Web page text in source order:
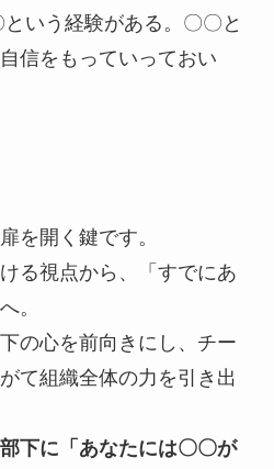
いう経験がある。〇〇と
信をもっていっておい
を開く鍵です。
る視点から、「すでにあ
。
の心を前向きにし、チー
て組織全体の力を引き出
下に「あなたには〇〇が